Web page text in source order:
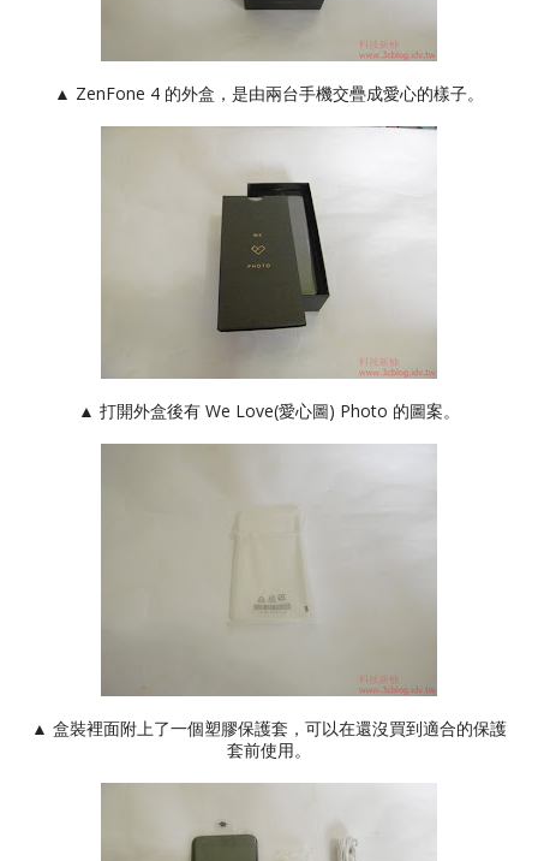
▲ ZenFone 4 的外盒，是由兩台手機交疊成愛心的樣子。
▲ 打開外盒後有 We Love(愛心圖) Photo 的圖案。
▲ 盒裝裡面附上了一個塑膠保護套，可以在還沒買到適合的保護
套前使用。